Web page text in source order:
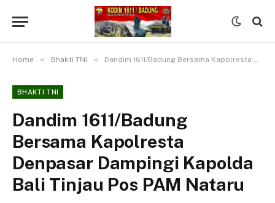
Home » Bhakti TNI » Dandim 1611/Badung Bersama Kapolresta Denpasar Dampingi Kapolda Bali Tinjau Pos PAM Nataru
BHAKTI TNI
Dandim 1611/Badung
Bersama Kapolresta
Denpasar Dampingi Kapolda
Bali Tinjau Pos PAM Nataru